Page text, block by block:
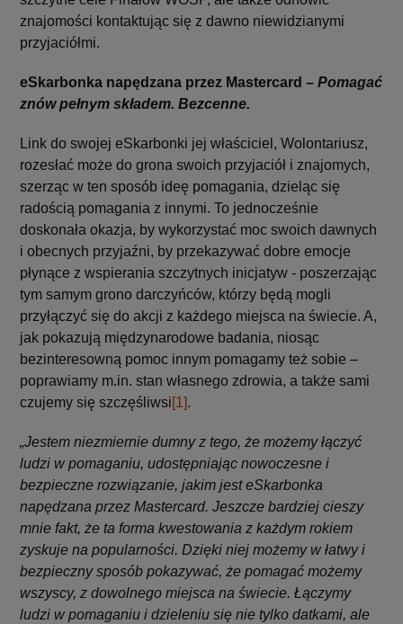
znajomości kontaktując się z dawno niewidzianymi
przyjaciółmi.
eSkarbonka napędzana przez Mastercard –Pomagać
znów pełnym składem. Bezcenne.
Link do swojej eSkarbonki jej właściciel, Wolontariusz,
rozesłać może do grona swoich przyjaciół i znajomych,
szerząc w ten sposób ideę pomagania, dzieląc się
radością pomagania z innymi. To jednocześnie
doskonała okazja, by wykorzystać moc swoich dawnych
i obecnych przyjaźni, by przekazywać dobre emocje
płynące z wspierania szczytnych inicjatyw - poszerzając
tym samym grono darczyńców, którzy będą mogli
przyłączyć się do akcji z każdego miejsca na świecie. A,
jak pokazują międzynarodowe badania, niosąc
bezinteresowną pomoc innym pomagamy też sobie –
poprawiamy m.in. stan własnego zdrowia, a także sami
czujemy się szczęśliwsi[1].
„Jestem niezmiernie dumny z tego, że możemy łączyć
ludzi w pomaganiu, udostępniając nowoczesne i
bezpieczne rozwiązanie, jakim jest eSkarbonka
napędzana przez Mastercard. Jeszcze bardziej cieszy
mnie fakt, że ta forma kwestowania z każdym rokiem
zyskuje na popularności. Dzięki niej możemy w łatwy i
bezpieczny sposób pokazywać, że pomagać możemy
wszyscy, z dowolnego miejsca na świecie. Łączymy
ludzi w pomaganiu i dzieleniu się nie tylko datkami, ale